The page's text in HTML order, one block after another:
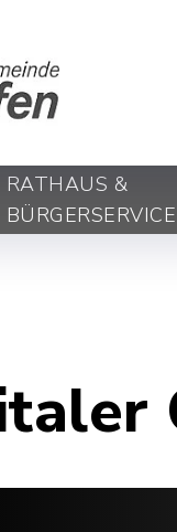
RATHAUS &
BÜRGERSERVICE